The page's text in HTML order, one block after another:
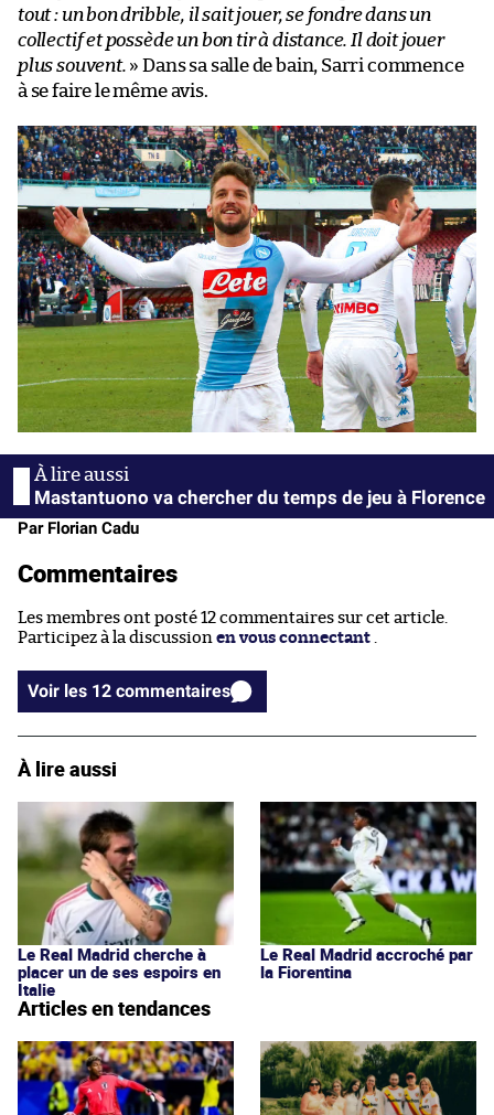
tout : un bon dribble, il sait jouer, se fondre dans un
collectif et possède un bon tir à distance. Il doit jouer
plus souvent. » Dans sa salle de bain, Sarri commence
à se faire le même avis.
Mastantuono va chercher du temps de jeu à Florence
Par Florian Cadu
Commentaires
Les membres ont posté 12 commentaires sur cet article.
Participez à la discussion en vous connectant
Voir les 12 commentaires
À lire aussi
Le Real Madrid cherche à
placer un de ses espoirs en
Italie
Le Real Madrid accroché par
la Fiorentina
Articles en tendances